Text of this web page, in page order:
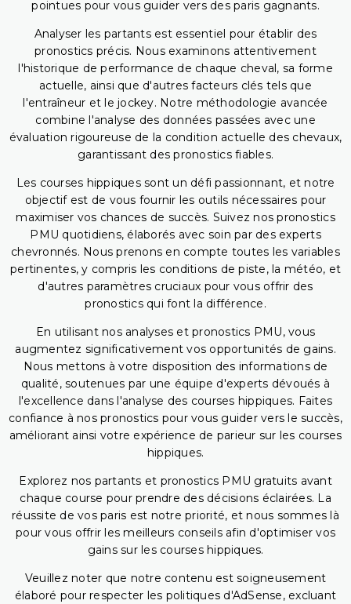
pointues pour vous guider vers des paris gagnants.
Analyser les partants est essentiel pour établir des
pronostics précis. Nous examinons attentivement
l'historique de performance de chaque cheval, sa forme
actuelle, ainsi que d'autres facteurs clés tels que
l'entraîneur et le jockey. Notre méthodologie avancée
combine l'analyse des données passées avec une
évaluation rigoureuse de la condition actuelle des chevaux,
garantissant des pronostics fiables.
Les courses hippiques sont un défi passionnant, et notre
objectif est de vous fournir les outils nécessaires pour
maximiser vos chances de succès. Suivez nos pronostics
PMU quotidiens, élaborés avec soin par des experts
chevronnés. Nous prenons en compte toutes les variables
pertinentes, y compris les conditions de piste, la météo, et
d'autres paramètres cruciaux pour vous offrir des
pronostics qui font la différence.
En utilisant nos analyses et pronostics PMU, vous
augmentez significativement vos opportunités de gains.
Nous mettons à votre disposition des informations de
qualité, soutenues par une équipe d'experts dévoués à
l'excellence dans l'analyse des courses hippiques. Faites
confiance à nos pronostics pour vous guider vers le succès,
améliorant ainsi votre expérience de parieur sur les courses
hippiques.
Explorez nos partants et pronostics PMU gratuits avant
chaque course pour prendre des décisions éclairées. La
réussite de vos paris est notre priorité, et nous sommes là
pour vous offrir les meilleurs conseils afin d'optimiser vos
gains sur les courses hippiques.
Veuillez noter que notre contenu est soigneusement
élaboré pour respecter les politiques d'AdSense, excluant